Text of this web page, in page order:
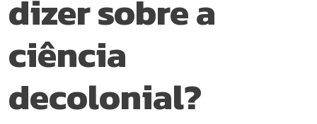
dizer sobre a
ciência
decolonial?